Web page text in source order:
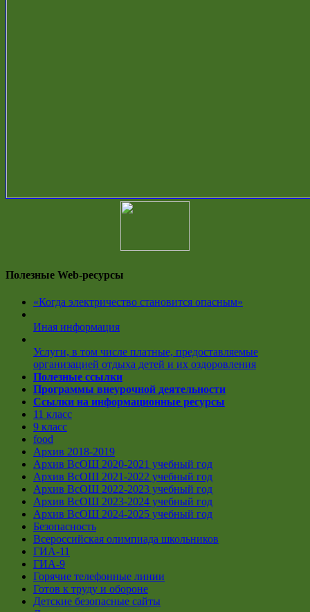
Полезные Web-ресурсы
«Когда электричество становится опасным»
Иная информация
Услуги, в том числе платные, предоставляемые
организацией отдыха детей и их оздоровления
Полезные ссылки
Программы внеурочной деятельности
Ссылки на информационные ресурсы
11 класс
9 класс
food
Архив 2018-2019
Архив ВсОШ 2020-2021 учебный год
Архив ВсОШ 2021-2022 учебный год
Архив ВсОШ 2022-2023 учебный год
Архив ВсОШ 2023-2024 учебный год
Архив ВсОШ 2024-2025 учебный год
Безопасность
Всероссийская олимпиада школьников
ГИА-11
ГИА-9
Горячие телефонные линии
Готов к труду и обороне
Детские безопасные сайты